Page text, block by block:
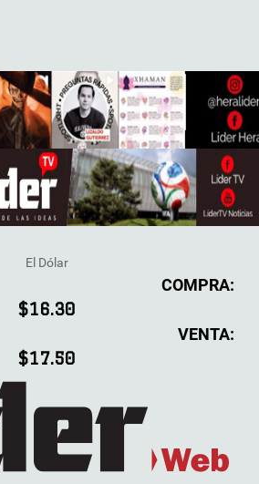
El Dólar
COMPRA:
$16.30
VENTA:
$17.50